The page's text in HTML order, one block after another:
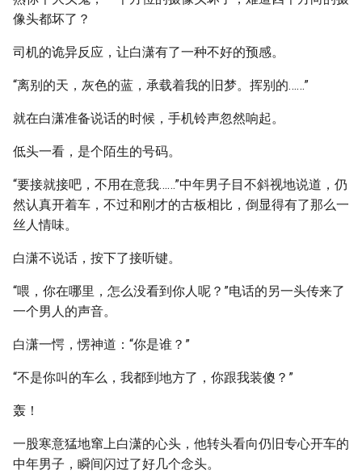
像头都坏了？
司机的诡异反应，让白潇有了一种不好的预感。
“离别的天，灰色的蓝，承载着我的旧梦。挥别的……”
就在白潇准备说话的时候，手机铃声忽然响起。
低头一看，是个陌生的号码。
“要接就接吧，不用在意我……”中年男子目不斜视地说道，仍
然认真开着车，不过和刚才的古板相比，倒显得有了那么一
丝人情味。
白潇不说话，按下了接听键。
“喂，你在哪里，怎么没看到你人呢？”电话的另一头传来了
一个男人的声音。
白潇一愕，愣神道：“你是谁？”
“不是你叫的车么，我都到地方了，你跟我装傻？”
轰！
一股寒意猛地窜上白潇的心头，他转头看向仍旧专心开车的
中年男子，瞬间闪过了好几个念头。